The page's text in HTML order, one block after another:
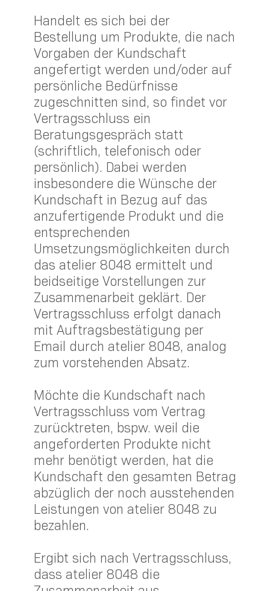
Handelt es sich bei der
Bestellung um Produkte, die nach
Vorgaben der Kundschaft
angefertigt werden und/oder auf
persönliche Bedürfnisse
zugeschnitten sind, so findet vor
Vertragsschluss ein
Beratungsgespräch statt
(schriftlich, telefonisch oder
persönlich). Dabei werden
insbesondere die Wünsche der
Kundschaft in Bezug auf das
anzufertigende Produkt und die
entsprechenden
Umsetzungsmöglichkeiten durch
das atelier 8048 ermittelt und
beidseitige Vorstellungen zur
Zusammenarbeit geklärt. Der
Vertragsschluss erfolgt danach
mit Auftragsbestätigung per
Email durch atelier 8048, analog
zum vorstehenden Absatz.
Möchte die Kundschaft nach
Vertragsschluss vom Vertrag
zurücktreten, bspw. weil die
angeforderten Produkte nicht
mehr benötigt werden, hat die
Kundschaft den gesamten Betrag
abzüglich der noch ausstehenden
Leistungen von atelier 8048 zu
bezahlen.
Ergibt sich nach Vertragsschluss,
dass atelier 8048 die